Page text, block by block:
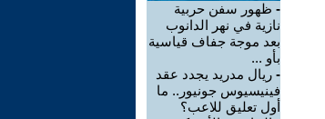
- ظهور سفن حربية
نازية في نهر الدانوب
بعد موجة جفاف قياسية
بأو ...
- ريال مدريد يجدد عقد
فينيسيوس جونيور.. ما
أول تعليق للاعب؟